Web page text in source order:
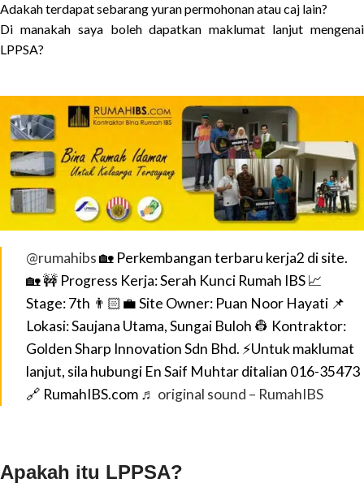
Adakah terdapat sebarang yuran permohonan atau caj lain?
Di manakah saya boleh dapatkan maklumat lanjut mengenai
LPPSA?
@rumahibs🏡 Perkembangan terbaru kerja2 di site.
🏡 🚧 Progress Kerja: Serah Kunci Rumah IBS 📈
Stage: 7th 👨🏻‍💼 Site Owner: Puan Noor Hayati 📌
Lokasi: Saujana Utama, Sungai Buloh 👷 Kontraktor:
Golden Sharp Innovation Sdn Bhd. ⚡Untuk maklumat
lanjut, sila hubungi En Saif Muhtar ditalian 016-35473
🔗 RumahIBS.com ♬ original sound – RumahIBS
Apakah itu LPPSA?